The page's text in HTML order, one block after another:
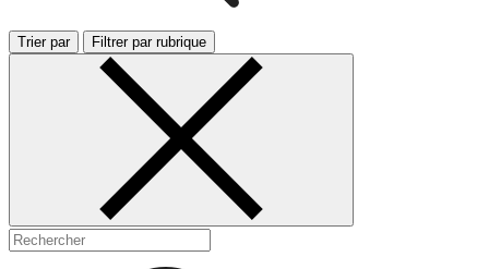
Trier par Filtrer par rubrique